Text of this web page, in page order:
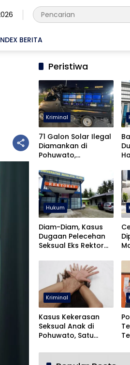
BERITA
Peristiwa
Kriminal
71 Galon Solar Ilegal
Diamankan di
Pohuwato,
Diselidiki
Hukum
Diam-Diam, Kasus
Dugaan Pelecehan
Seksual Eks Rektor
Kriminal
Kasus Kekerasan
Seksual Anak di
Pohuwato, Satu